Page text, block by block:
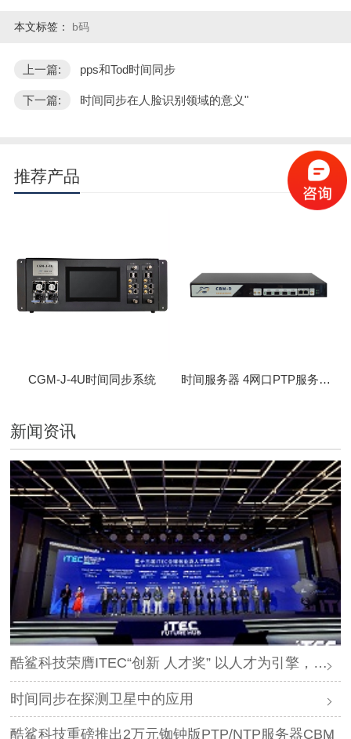
本文标签： b码
上一篇: pps和Tod时间同步
下一篇: 时间同步在人脸识别领域的意义"
推荐产品 更多
CGM-J-4U时间同步系统 时间服务器 4网口PTP服务器 CBM-D-40
新闻资讯
酷鲨科技荣膺ITEC“创新 人才奖” 以人才为引擎，时空为基石，驱动智能未来
时间同步在探测卫星中的应用
酷鲨科技重磅推出2万元铷钟版PTP/NTP服务器CBM